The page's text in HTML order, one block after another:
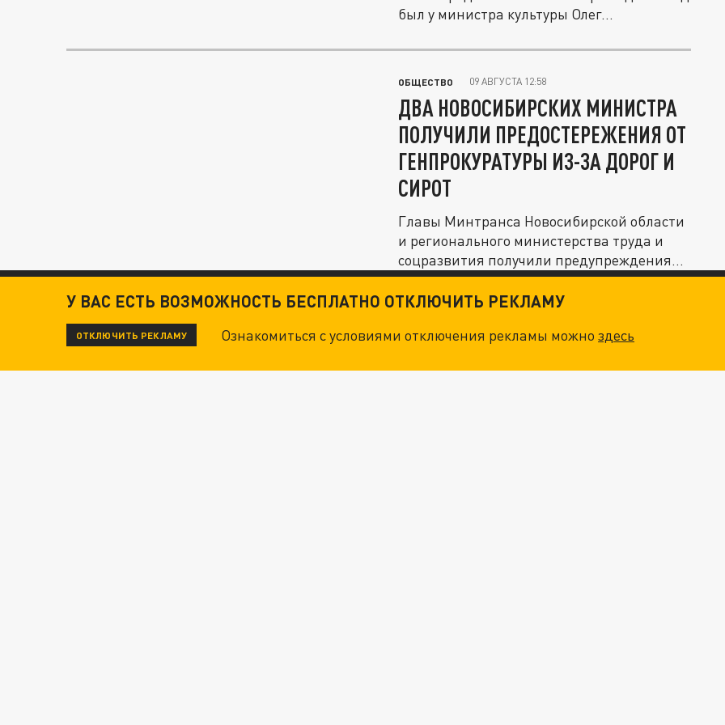
был у министра культуры Олег...
ОБЩЕСТВО 09 АВГУСТА 12:58
ДВА НОВОСИБИРСКИХ МИНИСТРА
ПОЛУЧИЛИ ПРЕДОСТЕРЕЖЕНИЯ ОТ
ГЕНПРОКУРАТУРЫ ИЗ-ЗА ДОРОГ И
СИРОТ
Главы Минтранса Новосибирской области
и регионального министерства труда и
соцразвития получили предупреждения...
У ВАС ЕСТЬ ВОЗМОЖНОСТЬ БЕСПЛАТНО ОТКЛЮЧИТЬ РЕКЛАМУ
ОТКЛЮЧИТЬ РЕКЛАМУ Ознакомиться с условиями отключения рекламы можноздесь